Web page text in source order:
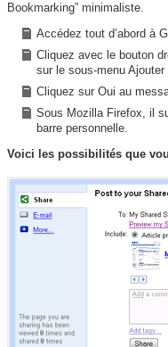
Bookmarking” minimaliste.
Accédez tout d’abord à
Cliquez avec le bouton
sur le sous-menu
Cliquez sur Oui au
Sous Mozilla Firefox, il
barre personnelle.
Voici les possibilités que